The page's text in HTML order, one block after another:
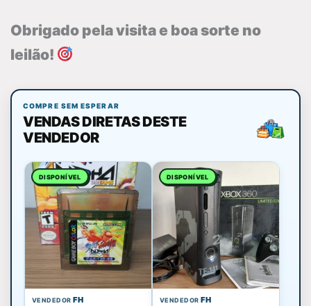
Obrigado pela visita e boa sorte no
leilão!
COMPRE SEM ESPERAR
VENDAS DIRETAS DESTE
VENDEDOR
DISPONÍVEL
VENDEDOR FH
DISPONÍVEL
VENDEDOR FH